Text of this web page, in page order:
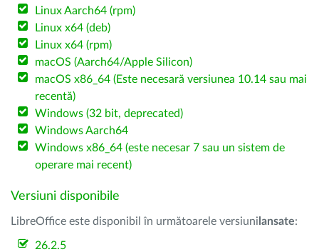
Linux Aarch64 (rpm)
Linux x64 (deb)
Linux x64 (rpm)
macOS (Aarch64/Apple Silicon)
macOS x86_64 (Este necesară versiunea 10.14 sau mai
recentă)
Windows (32 bit, deprecated)
Windows Aarch64
Windows x86_64 (este necesar 7 sau un sistem de
operare mai recent)
Versiuni disponibile
LibreOffice este disponibil în următoarele versiuni lansate:
26.2.5